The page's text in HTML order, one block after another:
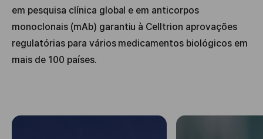
em pesquisa clínica global e em anticorpos
monoclonais (mAb) garantiu à Celltrion aprovações
regulatórias para vários medicamentos biológicos em
mais de 100 países.